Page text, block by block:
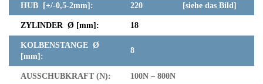
HUB [+/-0,5-2mm]: 220 [siehe das Bild]
ZYLINDER Ø [mm]: 18
KOLBENSTANGE Ø
[mm]:
8
AUSSCHUBKRAFT (N): 100N – 800N